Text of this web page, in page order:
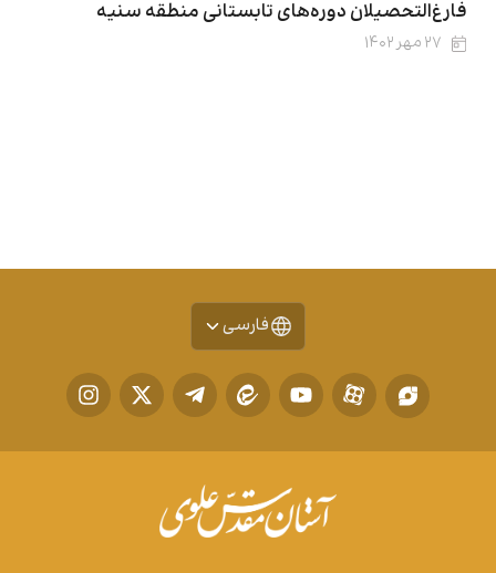
فارغ‌التحصیلان دوره‌های تابستانی منطقه سنیه
۲۷ مهر ۱۴۰۲
فارسی